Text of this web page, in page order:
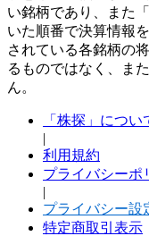
い銘柄であり、また
いた順番で決算情報
されている各銘柄の
るものではなく、ま
ん。
「株探」につい
|
利用規約
プライバシーポ
|
プライバシー設
特定商取引表示